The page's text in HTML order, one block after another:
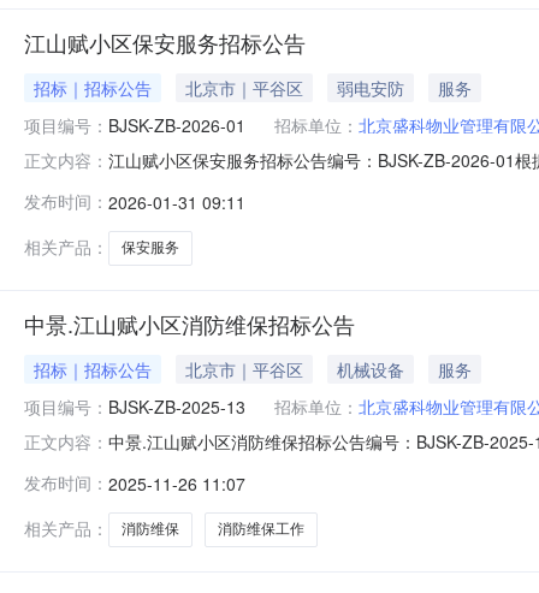
江山赋小区保安服务招标公告
招标｜招标公告 北京市｜平谷区 弱电安防
服务
项目编号： BJSK-ZB-2026-01 招标单位： 北京盛科物业管理有限
正文内容： 江山赋小区保安服务招标公告编号：BJSK-ZB-2026-01
角，项目占地135600㎡，项目总建筑面积185000㎡，
发布时间： 2026-01-31 09:11
相关产品：
保安服务
中景.江山赋小区消防维保招标公告
招标｜招标公告 北京市｜平谷区 机械设备
服务
项目编号： BJSK-ZB-2025-13 招标单位： 北京盛科物业管理有限
正文内容： 中景.江山赋小区消防维保招标公告编号：BJSK-ZB-
安富街与裕华路西南角，项目占地135600㎡，项目总建
24
发布时间： 2025-11-26 11:07
相关产品：
消防维保 消防维保工作